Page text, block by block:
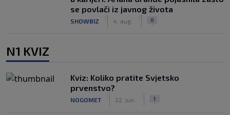
se povlači iz javnog života
SHOWBIZ 4. aug. 0
N1 KVIZ
Kviz: Koliko pratite Svjetsko
prvenstvo?
NOGOMET 22. jun. 1